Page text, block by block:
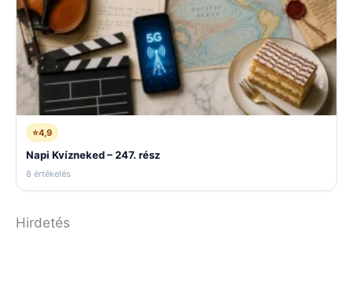
⭐4,9
Napi Kvízneked – 247. rész
8 értékelés
Hirdetés